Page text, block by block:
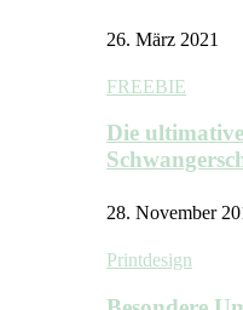
26. März 2021
FREEBIE
Die
28. November
Printdesign